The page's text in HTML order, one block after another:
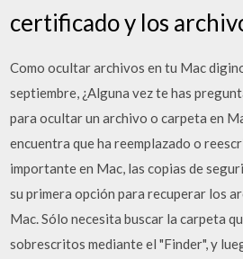
certificado y los
Como ocultar archivos en tu Mac
septiembre, ¿Alguna vez te has
para ocultar un archivo o carpeta en
encuentra que ha reemplazado o
importante en Mac, las copias de
su primera opción para recuperar los
Mac. Sólo necesita buscar la carpeta
sobrescritos mediante el "Finder", y